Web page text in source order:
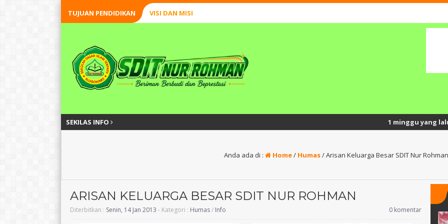
TUJUAN PENDIDIKAN VISI DAN MISI
SEKILAS INFO 1 minggu yang lalu/
Anda ada di : Home/ Humas/Arisan Keluarga Besar SDIT Nur Rohman
ARISAN KELUARGA BESAR SDIT NUR ROHMAN
Diterbitkan : Senin, 14 Jan 2013 - Kategori : Humas/ Info 0 komentar
Surato, S.Pd.I